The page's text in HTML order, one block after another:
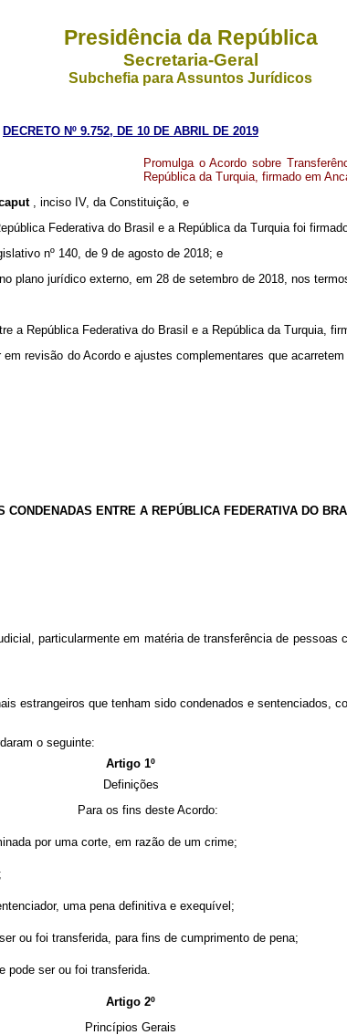
Presidência da República
Secretaria-Geral
Subchefia para Assuntos Jurídicos
DECRETO Nº 9.752, DE 10 DE ABRIL DE 2019
Promulga o Acordo sobre
República da Turquia, firmado em
, inciso IV, da Constituição, e
Federativa do Brasil e a República da Turquia foi
nº 140, de 9 de agosto de 2018; e
plano jurídico externo, em 28 de setembro de 2018, nos
a República Federativa do Brasil e a República da Turquia,
revisão do Acordo e ajustes complementares que
CONDENADAS ENTRE A REPÚBLICA FEDERATIVA DO
particularmente em matéria de transferência de
estrangeiros que tenham sido condenados e sentenciados,
o seguinte:
Artigo 1º
Definições
Para os fins deste Acordo:
por uma corte, em razão de um crime;
uma pena definitiva e exequível;
ou foi transferida, para fins de cumprimento de pena;
pode ser ou foi transferida.
Artigo 2º
Princípios Gerais